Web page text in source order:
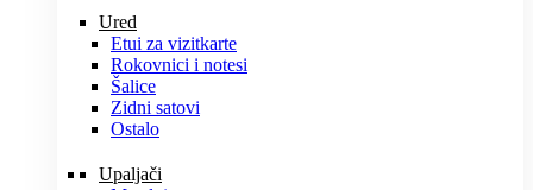
Ured
Etui za vizitkarte
Rokovnici i notesi
Šalice
Zidni satovi
Ostalo
Upaljači